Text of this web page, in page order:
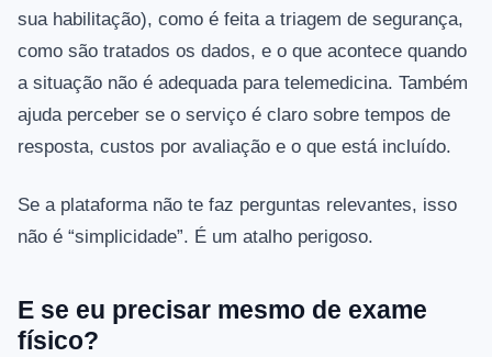
sua habilitação), como é feita a triagem de segurança,
como são tratados os dados, e o que acontece quando
a situação não é adequada para telemedicina. Também
ajuda perceber se o serviço é claro sobre tempos de
resposta, custos por avaliação e o que está incluído.
Se a plataforma não te faz perguntas relevantes, isso
não é “simplicidade”. É um atalho perigoso.
E se eu precisar mesmo de exame
físico?